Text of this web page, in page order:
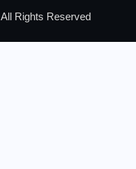
All Rights Reserved